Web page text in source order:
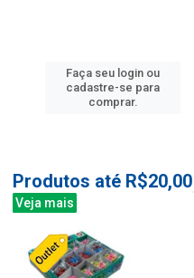
Faça seu login ou
cadastre-se para
comprar.
Produtos até R$20,00
Veja mais